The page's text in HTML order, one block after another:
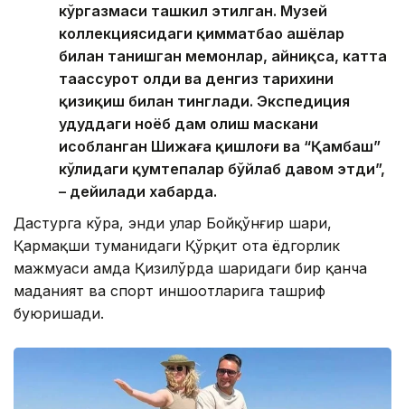
кўргазмаси ташкил этилган. Музей
коллекциясидаги қимматбаҳо ашёлар
билан танишган меҳмонлар, айниқса, катта
таассурот олди ва денгиз тарихини
қизиқиш билан тинглади. Экспедиция
ҳудуддаги ноёб дам олиш маскани
ҳисобланган Шижаға қишлоғи ва “Қамбаш”
кўлидаги қумтепалар бўйлаб давом этди”,
– дейилади хабарда.
Дастурга кўра, энди улар Бойқўнғир шаҳри,
Қармақши туманидаги Қўрқит ота ёдгорлик
мажмуаси ҳамда Қизилўрда шаҳридаги бир қанча
маданият ва спорт иншоотларига ташриф
буюришади.